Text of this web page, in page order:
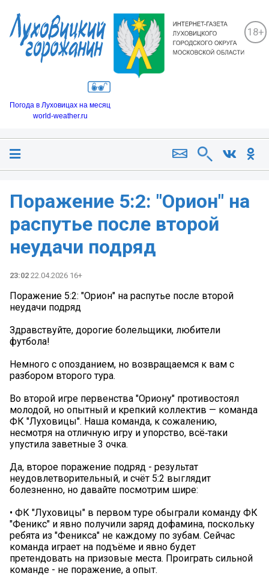
18+
Погода в Луховицах на месяц
world-weather.ru
Поражение 5:2: "Орион" на
распутье после второй
неудачи подряд
23:02 22.04.2026 16+
Поражение 5:2: "Орион" на распутье после второй
неудачи подряд
Здравствуйте, дорогие болельщики, любители
футбола!
Немного с опозданием, но возвращаемся к вам с
разбором второго тура.
Во второй игре первенства "Ориону" противостоял
молодой, но опытный и крепкий коллектив — команда
ФК "Луховицы". Наша команда, к сожалению,
несмотря на отличную игру и упорство, всё‑таки
упустила заветные 3 очка.
Да, второе поражение подряд - результат
неудовлетворительный, и счёт 5:2 выглядит
болезненно, но давайте посмотрим шире:
• ФК "Луховицы" в первом туре обыграли команду ФК
"Феникс" и явно получили заряд дофамина, поскольку
ребята из "Феникса" не каждому по зубам. Сейчас
команда играет на подъёме и явно будет
претендовать на призовые места. Проиграть сильной
команде - не поражение, а опыт.